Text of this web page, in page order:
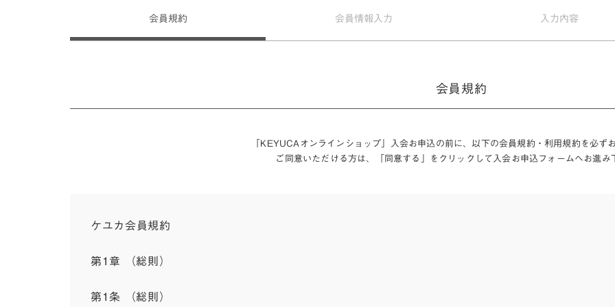
会員 規約 会員情報 入力 入力 内容
会員規約
「KEYUCAオンラインショップ」入会お申込の前に、以下の会員規約・利用規約を必ず
ご同意いただける方は、「同意する」をクリックして入会お申込フォームへお進み
ケユカ会員規約
第1章 （総則）
第1条 （総則）